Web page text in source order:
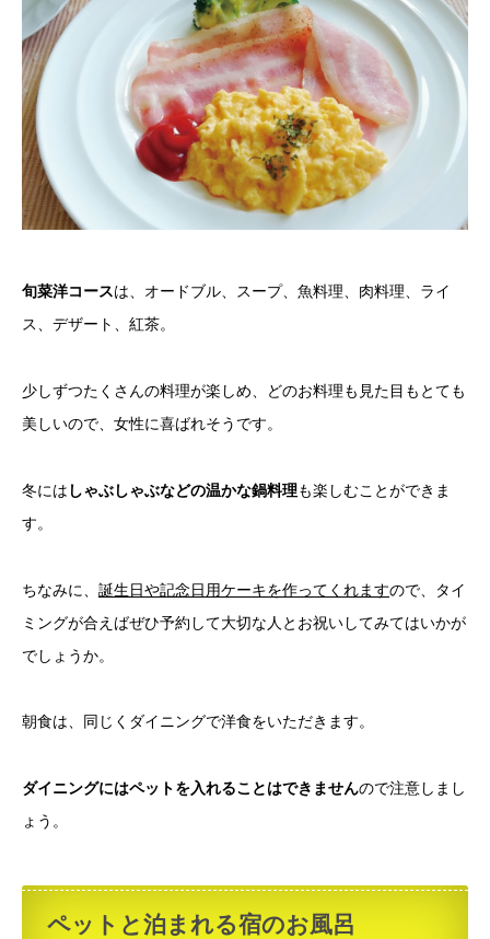
旬菜洋コースは、オードブル、スープ、魚料理、肉料理、ライ
ス、デザート、紅茶。
少しずつたくさんの料理が楽しめ、どのお料理も見た目もとても
美しいので、女性に喜ばれそうです。
冬には しゃぶしゃぶなどの温かな鍋料理も楽しむことができま
す。
ちなみに、 誕生日や記念日用ケーキを作ってくれますので、タイ
ミングが合えばぜひ予約して大切な人とお祝いしてみてはいかが
でしょうか。
朝食は、同じくダイニングで洋食をいただきます。
ダイニングにはペットを入れることはできませんので注意しまし
ょう。
ペットと泊まれる宿のお風呂